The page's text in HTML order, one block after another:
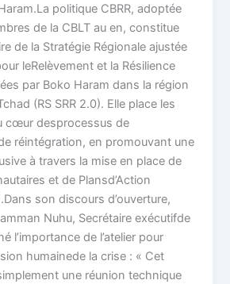
politique CBRR, adoptée
de la CBLT au en, constitue
de la Stratégie Régionale ajustée
leRelèvement et la Résilience
par Boko Haram dans la région
(RS SRR 2.0). Elle place les
cœur desprocessus de
réintégration, en promouvant une
à travers la mise en place de
et de Plansd’Action
son discours d’ouverture,
Nuhu, Secrétaire exécutifde
l’importance de l’atelier pour
humainede la crise : « Cet
une réunion technique